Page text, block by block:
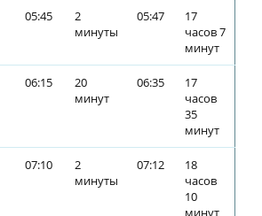
05:45
2
минуты
05:47
17
часов 7
минут
06:15
20
минут
06:35
17
часов
35
минут
07:10
2
минуты
07:12
18
часов
10
минут